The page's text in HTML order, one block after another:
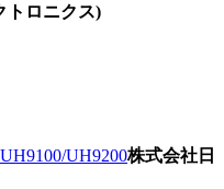
トロニクス)
UH9200株式会社日